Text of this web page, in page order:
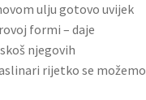
ulju gotovo uvijek
formi – daje
njegovih
rijetko se možemo